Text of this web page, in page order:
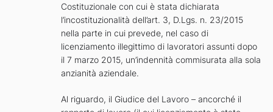
Costituzionale con cui è stata dichiarata
l’incostituzionalità dell’art. 3, D.Lgs. n. 23/2015
nella parte in cui prevede, nel caso di
licenziamento illegittimo di lavoratori assunti dopo
il 7 marzo 2015, un’indennità commisurata alla sola
anzianità aziendale.
Al riguardo, il Giudice del Lavoro – ancorché il